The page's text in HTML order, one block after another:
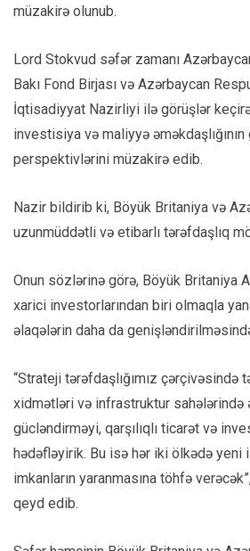
müzakirə olunub.
Lord Stokvud səfər zamanı
Bakı Fond Birjası və Azərbaycan
İqtisadiyyat Nazirliyi ilə görüşlər
investisiya və maliyyə
perspektivlərini müzakirə edib.
Nazir bildirib ki, Böyük Britaniya və
uzunmüddətli və etibarlı tərəfdaşlıq
Onun sözlərinə görə, Böyük Britaniya
xarici investorlarından biri olmaqla
əlaqələrin daha da
“Strateji tərəfdaşlığımız çərçivəsində
xidmətləri və infrastruktur sahələrində
gücləndirməyi, qarşılıqlı ticarət və
hədəfləyirik. Bu isə hər iki ölkədə
imkanların yaranmasına töhfə
qeyd edib.